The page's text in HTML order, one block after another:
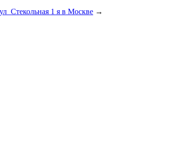
Стекольная 1 я в Москве →